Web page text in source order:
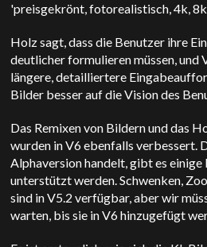
'preisgekrönt, fotorealistisch, 4k,
Holz sagt, dass die Benutzer ihre
deutlicher formulieren müssen,
längere, detailliertere
Bilder besser auf die Vision des
Das Remixen von Bildern und das
wurden in V6 ebenfalls verbessert.
Alphaversion handelt, gibt es
unterstützt werden. Schwenken,
sind in V5.2 verfügbar, aber wir
warten, bis sie in V6 hinzugefügt